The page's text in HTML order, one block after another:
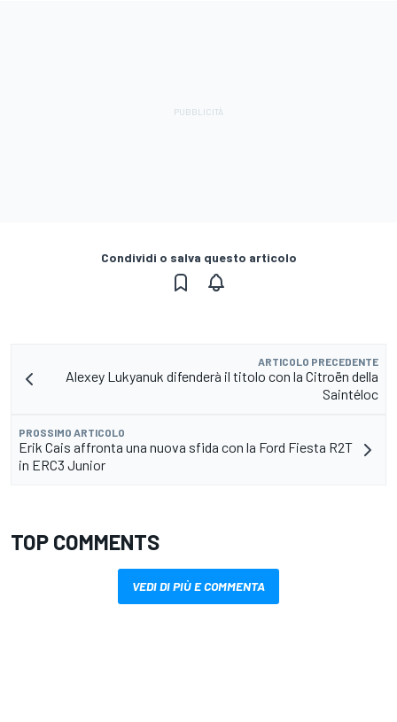
Condividi o salva questo articolo
ARTICOLO PRECEDENTE
Alexey Lukyanuk difenderà il titolo con la Citroën della
Saintéloc
PROSSIMO ARTICOLO
Erik Cais affronta una nuova sfida con la Ford Fiesta R2T
in ERC3 Junior
TOP COMMENTS
VEDI DI PIÙ E COMMENTA